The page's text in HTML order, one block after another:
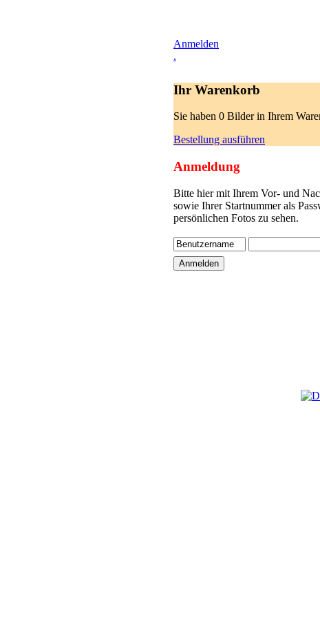
Anmelden
.
Ihr Warenkorb
Sie haben 0 Bilder in Ihrem
Bestellung ausführen
Anmeldung
Bitte hier mit Ihrem Vor- und
sowie Ihrer Startnummer als
persönlichen Fotos zu sehen.